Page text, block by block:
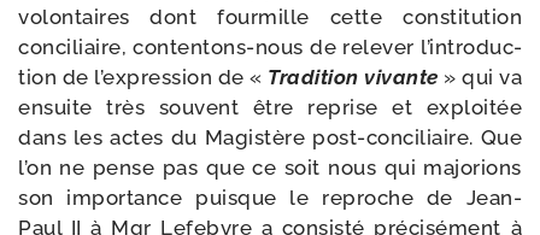
volon­taires dont four­mille cette consti­tu­tion
conci­liaire, contentons-​nous de rele­ver l’in­tro­duc­
tion de l’ex­pres­sion de « Tradition vivante » qui va
ensuite très sou­vent être reprise et exploi­tée
dans les actes du Magistère post-​conciliaire. Que
l’on ne pense pas que ce soit nous qui majo­rions
son impor­tance puisque le reproche de Jean-
Paul II à Mgr Lefebvre a consis­té pré­ci­sé­ment à